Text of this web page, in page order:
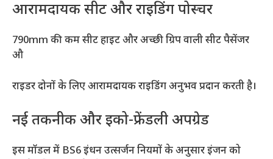
आरामदायक सीट और राइडिंग पोस्चर
790mm की कम सीट हाइट और अच्छी ग्रिप वाली सीट पैसेंजर
औ
राइडर दोनों के लिए आरामदायक राइडिंग अनुभव प्रदान करती है।
नई तकनीक और इको-फ्रेंडली अपग्रेड
इस मॉडल में BS6 इंधन उत्सर्जन नियमों के अनुसार इंजन को